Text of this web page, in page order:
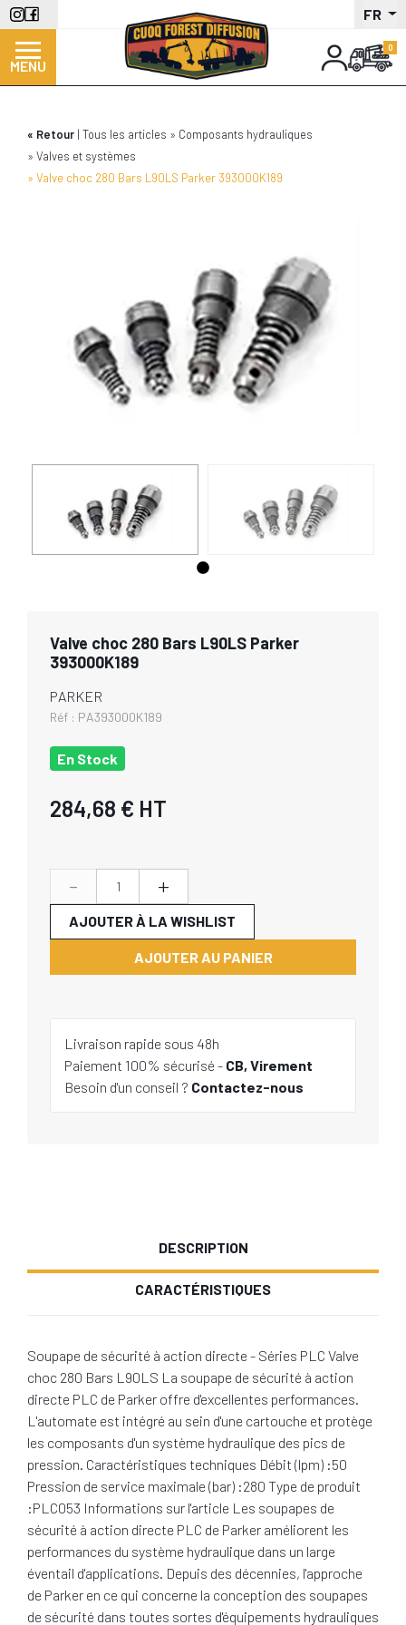
Aller
au
contenu
principal
FR
MENU
Retour Tous les articles
Composants hydrauliques
Valves et systèmes
Valve choc 280 Bars L90LS Parker 393000K189
Valve choc 280 Bars L90LS Parker
393000K189
PARKER
Réf : PA393000K189
En Stock
284,68 € HT
- +
AJOUTER AU PANIER
AJOUTER À LA WISHLIST
Livraison rapide sous 48h
Paiement 100% sécurisé - CB, Virement
Besoin d'un conseil ? Contactez-nous
DESCRIPTION
CARACTÉRISTIQUES
Soupape de sécurité à action directe - Séries PLC Valve
choc 280 Bars L90LS La soupape de sécurité à action
directe PLC de Parker offre d'excellentes performances.
L'automate est intégré au sein d'une cartouche et protège
les composants d'un système hydraulique des pics de
pression. Caractéristiques techniques Débit (lpm) :50
Pression de service maximale (bar) :280 Type de produit
:PLC053 Informations sur l'article Les soupapes de
sécurité à action directe PLC de Parker améliorent les
performances du système hydraulique dans un large
éventail d'applications. Depuis des décennies, l'approche
de Parker en ce qui concerne la conception des soupapes
de sécurité dans toutes sortes d'équipements hydrauliques